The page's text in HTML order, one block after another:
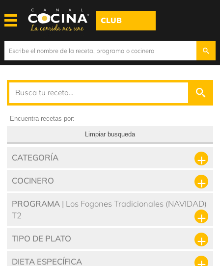
CLUB
Encuentra recetas por:
Limpiar busqueda
CATEGORÍA
COCINERO
PROGRAMA | Los Fogones Tradicionales (NAVIDAD)
T2
TIPO DE PLATO
DIETA ESPECÍFICA